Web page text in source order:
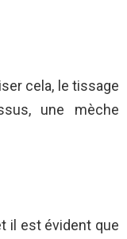
cela, le tissage
une mèche
il est évident que